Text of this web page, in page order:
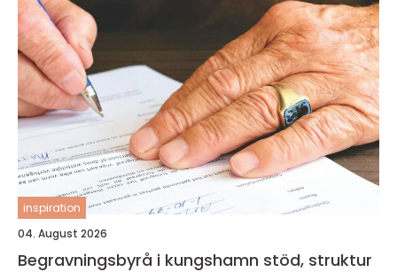
inspiration
04. August 2026
Begravningsbyrå i kungshamn stöd, struktur